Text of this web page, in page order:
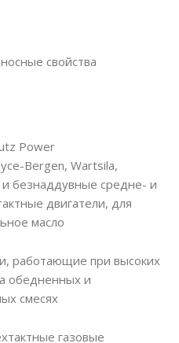
свойства
Power
Bergen, Wartsila,
безнаддувные средне- и
двигатели, для
масло
работающие при высоких
обедненных и
смесях
газовые